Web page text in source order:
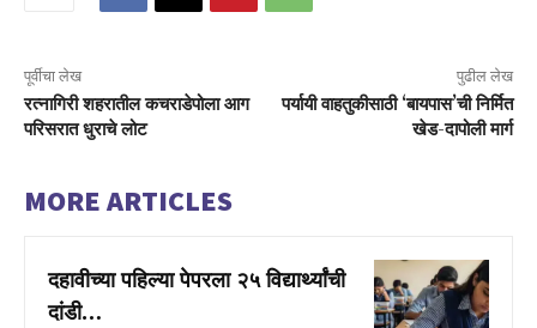
पूर्वीचा लेख
रत्नागिरी शहरातील कचराडेपोला आग
परिसरात धुराचे लोट
पुढील लेख
पर्यायी वाहतुकीसाठी ‘बायपास’ची निर्मित
खेड-दापोली मार्ग
MORE ARTICLES
दहावीच्या पहिल्या पेपरला २५ विद्यार्थ्यांची
दांडी…